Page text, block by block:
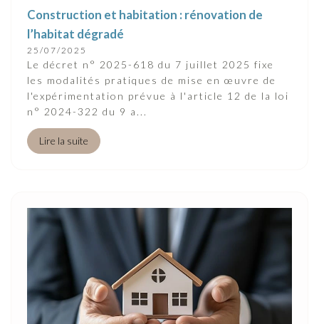
Construction et habitation : rénovation de
l’habitat dégradé
25/07/2025
Le décret n° 2025-618 du 7 juillet 2025 fixe
les modalités pratiques de mise en œuvre de
l'expérimentation prévue à l'article 12 de la loi
n° 2024-322 du 9 a...
Lire la suite